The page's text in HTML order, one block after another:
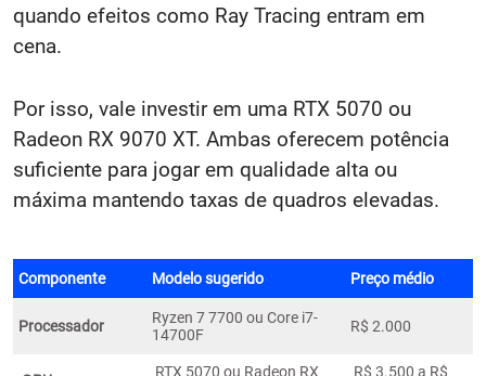
quando efeitos como Ray Tracing entram em
cena.
Por isso, vale investir em uma RTX 5070 ou
Radeon RX 9070 XT. Ambas oferecem potência
suficiente para jogar em qualidade alta ou
máxima mantendo taxas de quadros elevadas.
Componente Modelo sugerido Preço médio
Processador
Ryzen 7 7700 ou Core i7-
14700F
R$ 2.000
RTX 5070 ou Radeon RX R$ 3.500 a R$